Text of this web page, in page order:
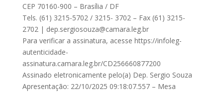
CEP 70160-900 – Brasília / DF
Tels. (61) 3215-5702 / 3215- 3702 – Fax (61) 3215-
2702 | dep.sergiosouza@camara.leg.br
Para verificar a assinatura, acesse https://infoleg-
autenticidade-
assinatura.camara.leg.br/CD256660877200
Assinado eletronicamente pelo(a) Dep. Sergio Souza
Apresentação: 22/10/2025 09:18:07.557 – Mesa